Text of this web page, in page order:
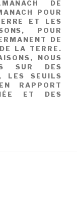
DE
POUR
ET LES
POUR
DE
LA TERRE.
NOUS
SUR DES
LES SEUILS
RAPPORT
ET DES